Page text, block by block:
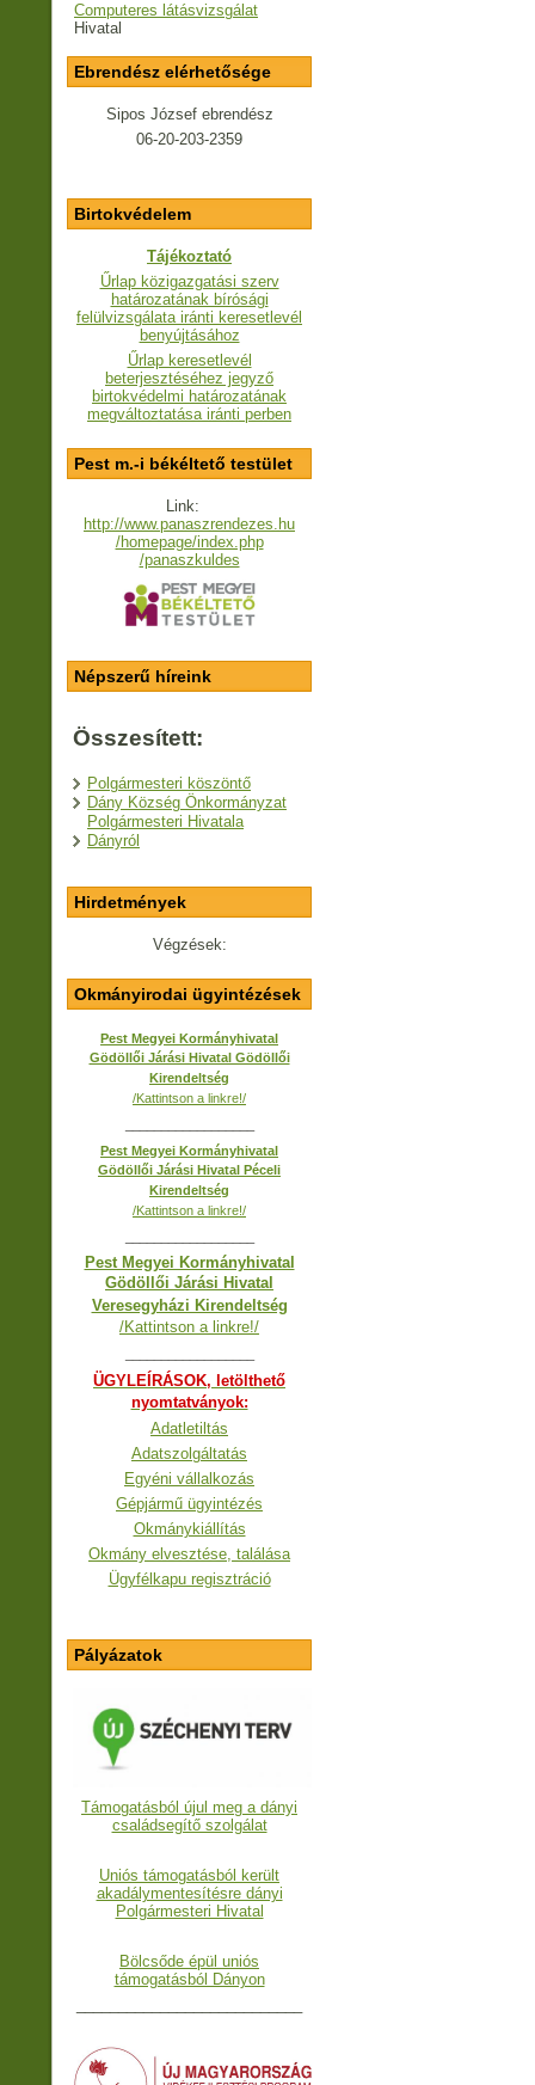
Computeres látásvizsgálat
Hivatal
Ebrendész elérhetősége
Sipos József ebrendész
06-20-203-2359
Birtokvédelem
Tájékoztató
Űrlap közigazgatási szerv
határozatának bírósági
felülvizsgálata iránti keresetlevél
benyújtásához
Űrlap keresetlevél
beterjesztéséhez jegyző
birtokvédelmi határozatának
megváltoztatása iránti perben
Pest m.-i békéltető testület
Link:
http://www.panaszrendezes.hu
/homepage/index.php
/panaszkuldes
Népszerű híreink
Összesített:
Polgármesteri köszöntő
Dány Község Önkormányzat
Polgármesteri Hivatala
Dányról
Hirdetmények
Végzések:
Okmányirodai ügyintézések
Pest Megyei Kormányhivatal
Gödöllői Járási Hivatal Gödöllői
Kirendeltség
/Kattintson a linkre!/
Pest Megyei Kormányhivatal
Gödöllői Járási Hivatal Péceli
Kirendeltség
/Kattintson a linkre!/
Pest Megyei Kormányhivatal
Gödöllői Járási Hivatal
Veresegyházi Kirendeltség
/Kattintson a linkre!/
ÜGYLEÍRÁSOK, letölthető
nyomtatványok:
Adatletiltás
Adatszolgáltatás
Egyéni vállalkozás
Gépjármű ügyintézés
Okmánykiállítás
Okmány elvesztése, találása
Ügyfélkapu regisztráció
Pályázatok
Támogatásból újul meg a dányi
családsegítő szolgálat
Uniós támogatásból került
akadálymentesítésre dányi
Polgármesteri Hivatal
Bölcsőde épül uniós
támogatásból Dányon